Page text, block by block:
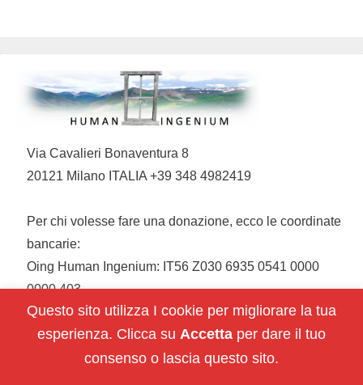
Via Cavalieri Bonaventura 8
20121 Milano ITALIA +39 348 4982419
Per chi volesse fare una donazione, ecco le coordinate
bancarie:
Oing Human Ingenium: IT56 Z030 6935 0541 0000
0000 403
Restiamo in contatto:
Questo sito utilizza I cookie per migliorare la tua
esperienza. Clicca su Accetta per dare il tuo
consenso o lascia questo sito.